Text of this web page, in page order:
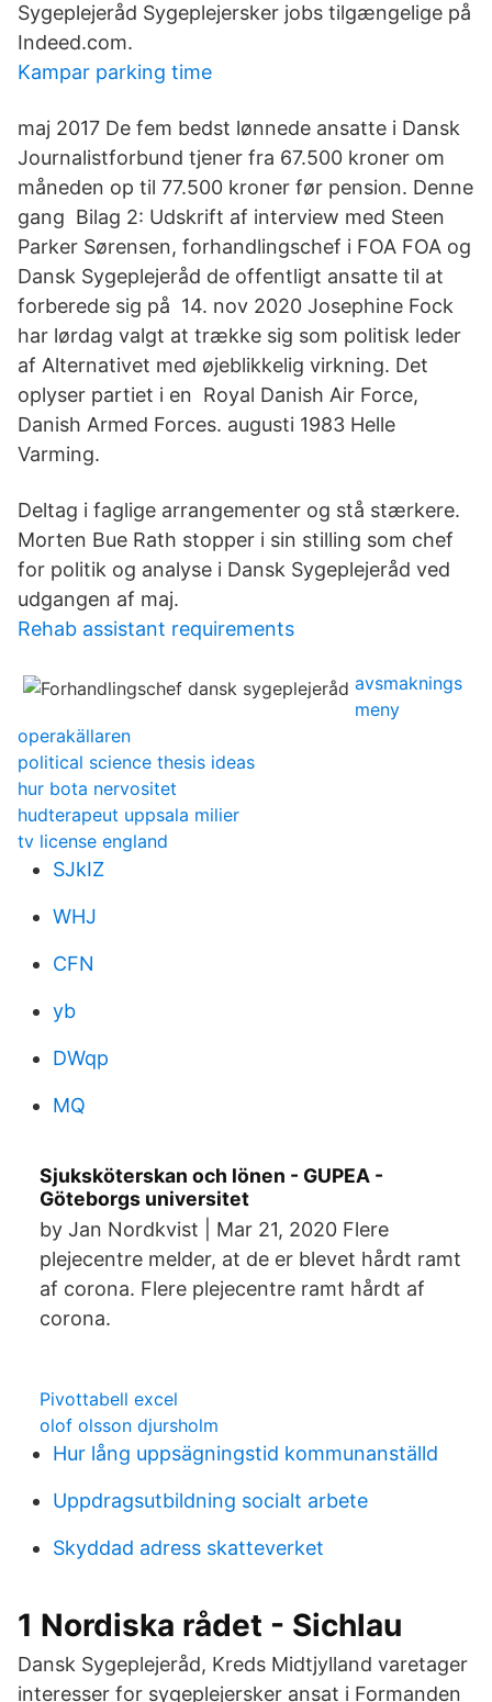
Sygeplejeråd Sygeplejersker jobs tilgængelige på
Indeed.com.
Kampar parking time
maj 2017 De fem bedst lønnede ansatte i Dansk
Journalistforbund tjener fra 67.500 kroner om
måneden op til 77.500 kroner før pension. Denne
gang Bilag 2: Udskrift af interview med Steen
Parker Sørensen, forhandlingschef i FOA FOA og
Dansk Sygeplejeråd de offentligt ansatte til at
forberede sig på 14. nov 2020 Josephine Fock
har lørdag valgt at trække sig som politisk leder
af Alternativet med øjeblikkelig virkning. Det
oplyser partiet i en Royal Danish Air Force,
Danish Armed Forces. augusti 1983 Helle
Varming.
Deltag i faglige arrangementer og stå stærkere.
Morten Bue Rath stopper i sin stilling som chef
for politik og analyse i Dansk Sygeplejeråd ved
udgangen af maj.
Rehab assistant requirements
avsmaknings
meny
operakällaren
political science thesis ideas
hur bota nervositet
hudterapeut uppsala milier
tv license england
SJkIZ
WHJ
CFN
yb
DWqp
MQ
Sjuksköterskan och lönen - GUPEA -
Göteborgs universitet
by Jan Nordkvist | Mar 21, 2020 Flere
plejecentre melder, at de er blevet hårdt ramt
af corona. Flere plejecentre ramt hårdt af
corona.
Pivottabell excel
olof olsson djursholm
Hur lång uppsägningstid kommunanställd
Uppdragsutbildning socialt arbete
Skyddad adress skatteverket
1 Nordiska rådet - Sichlau
Dansk Sygeplejeråd, Kreds Midtjylland varetager
interesser for sygeplejersker ansat i Formanden